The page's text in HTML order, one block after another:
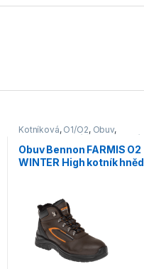
Kotníková, O1/O2, Obuv,
Outdoor a volný čas
Pracovní
obuv
Obuv Bennon FARMIS O2
WINTER High kotník